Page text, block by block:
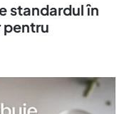
standardul în
pentru